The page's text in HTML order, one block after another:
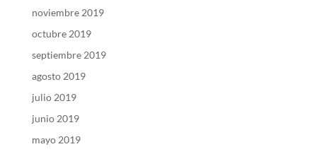
noviembre 2019
octubre 2019
septiembre 2019
agosto 2019
julio 2019
junio 2019
mayo 2019